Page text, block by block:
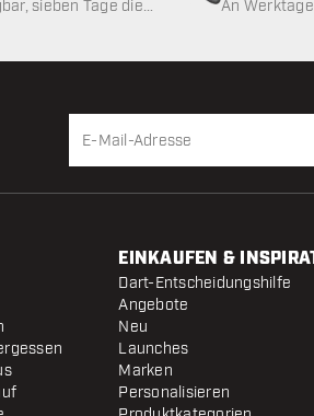
sieben Tage die
An
EINKAUFEN &
Dart-Entscheidungshilfe
Angebote
Neu
Launches
Marken
Personalisieren